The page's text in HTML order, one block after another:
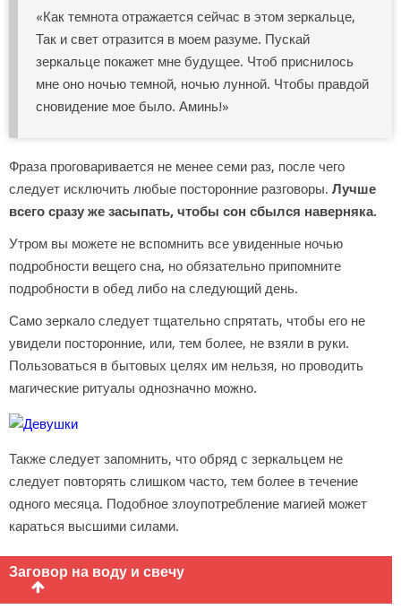
«Как темнота отражается сейчас в этом зеркальце,
Так и свет отразится в моем разуме. Пускай
зеркальце покажет мне будущее. Чтоб приснилось
мне оно ночью темной, ночью лунной. Чтобы правдой
сновидение мое было. Аминь!»
Фраза проговаривается не менее семи раз, после чего
следует исключить любые посторонние разговоры. Лучше
всего сразу же засыпать, чтобы сон сбылся наверняка.
Утром вы можете не вспомнить все увиденные ночью
подробности вещего сна, но обязательно припомните
подробности в обед либо на следующий день.
Само зеркало следует тщательно спрятать, чтобы его не
увидели посторонние, или, тем более, не взяли в руки.
Пользоваться в бытовых целях им нельзя, но проводить
магические ритуалы однозначно можно.
Также следует запомнить, что обряд с зеркальцем не
следует повторять слишком часто, тем более в течение
одного месяца. Подобное злоупотребление магией может
караться высшими силами.
Заговор на воду и свечу